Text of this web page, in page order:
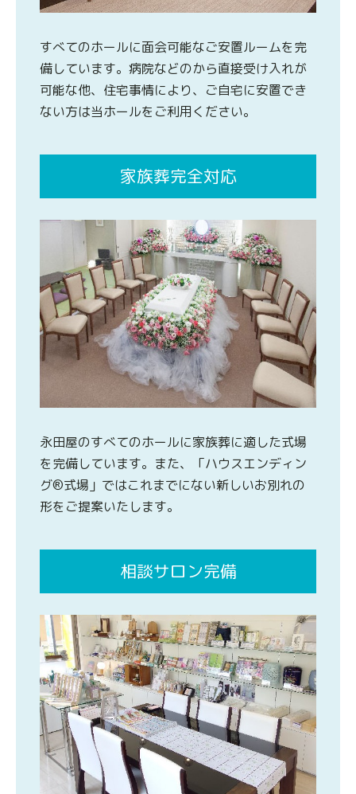
すべてのホールに面会可能なご安置ルームを完
備しています。病院などのから直接受け入れが
可能な他、住宅事情により、ご自宅に安置でき
ない方は当ホールをご利用ください。
家族葬完全対応
永田屋のすべてのホールに家族葬に適した式場
を完備しています。また、「ハウスエンディン
グ®式場」ではこれまでにない新しいお別れの
形をご提案いたします。
相談サロン完備